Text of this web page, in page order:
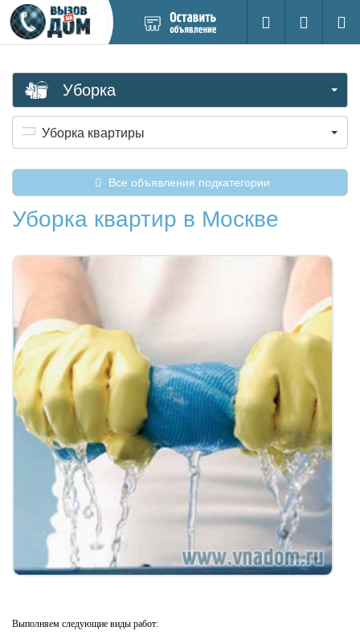
новое
Поиск
Вход на
Уборка
Уборка квартиры
Все объявления подкатегории
Уборка квартир в Москве
Выполняем следующие виды работ: